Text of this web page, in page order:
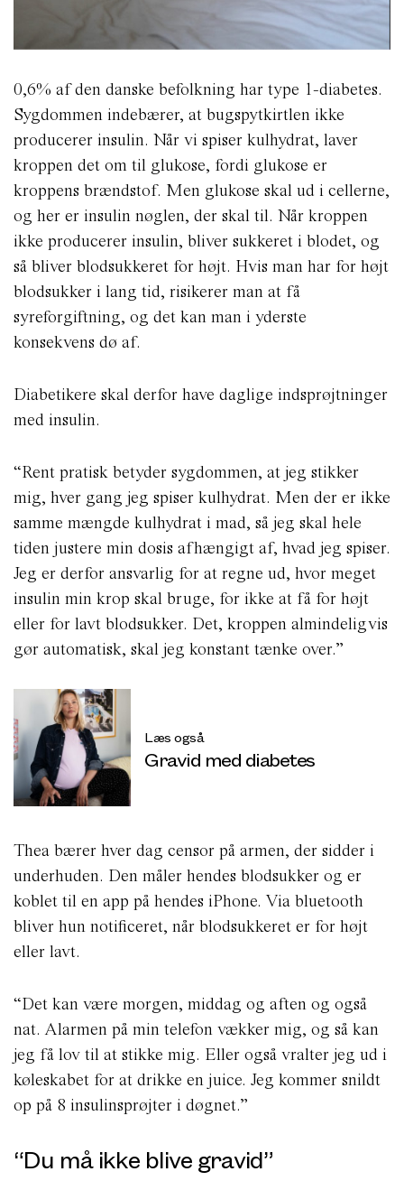
0,6% af den danske befolkning har type 1-diabetes.
Sygdommen indebærer, at bugspytkirtlen ikke
producerer insulin. Når vi spiser kulhydrat, laver
kroppen det om til glukose, fordi glukose er
kroppens brændstof. Men glukose skal ud i cellerne,
og her er insulin nøglen, der skal til. Når kroppen
ikke producerer insulin, bliver sukkeret i blodet, og
så bliver blodsukkeret for højt. Hvis man har for højt
blodsukker i lang tid, risikerer man at få
syreforgiftning, og det kan man i yderste
konsekvens dø af.
Diabetikere skal derfor have daglige indsprøjtninger
med insulin.
“Rent pratisk betyder sygdommen, at jeg stikker
mig, hver gang jeg spiser kulhydrat. Men der er ikke
samme mængde kulhydrat i mad, så jeg skal hele
tiden justere min dosis afhængigt af, hvad jeg spiser.
Jeg er derfor ansvarlig for at regne ud, hvor meget
insulin min krop skal bruge, for ikke at få for højt
eller for lavt blodsukker. Det, kroppen almindeligvis
gør automatisk, skal jeg konstant tænke over.”
Læs også
Gravid med diabetes
Thea bærer hver dag censor på armen, der sidder i
underhuden. Den måler hendes blodsukker og er
koblet til en app på hendes iPhone. Via bluetooth
bliver hun notificeret, når blodsukkeret er for højt
eller lavt.
“Det kan være morgen, middag og aften og også
nat. Alarmen på min telefon vækker mig, og så kan
jeg få lov til at stikke mig. Eller også vralter jeg ud i
køleskabet for at drikke en juice. Jeg kommer snildt
op på 8 insulinsprøjter i døgnet.”
“Du må ikke blive gravid”